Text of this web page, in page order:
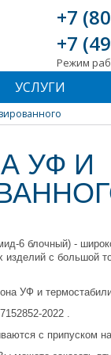
+7
+7
Режим
УСЛУГИ
УФ И
6 блочный) -
изделий с большой
УФ и
2022 .
с припуском